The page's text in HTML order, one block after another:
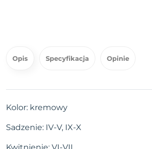
Opis Specyfikacja Opinie
Kolor: kremowy
Sadzenie: IV-V, IX-X